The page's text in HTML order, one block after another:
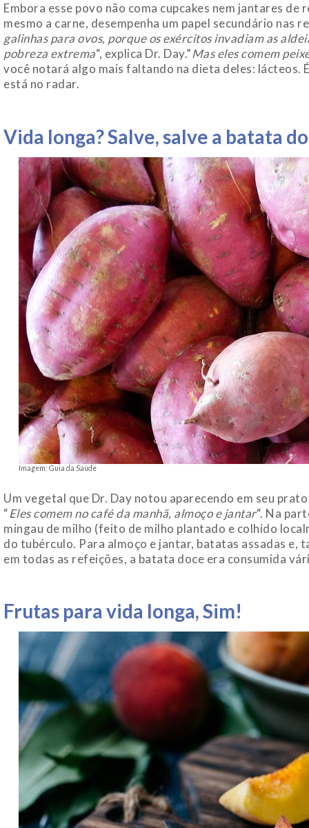
Embora esse povo não coma cupcakes nem jantares
mesmo a carne, desempenha um papel secundário nas
galinhas para ovos, porque os exércitos invadiam as
pobreza extrema“, explica Dr. Day.”Mas eles comem
você notará algo mais faltando na dieta deles: lácteos.
está no radar.
Vida longa?Salve, salve a batata
Imagem: Guia da Saúde
Um vegetal que Dr. Day notou aparecendo em seu
“Eles comem no café da manhã, almoço e jantar“. Na
mingau de milho (feito de milho plantado e colhido
do tubérculo. Para almoço e jantar, batatas assadas e,
em todas as refeições, a batata doce era consumida
Frutas para vida longa, Sim!